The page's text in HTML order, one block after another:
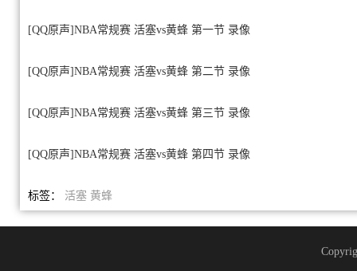
[QQ原声]NBA常规赛 活塞vs黄蜂 第一节 录像
[QQ原声]NBA常规赛 活塞vs黄蜂 第二节 录像
[QQ原声]NBA常规赛 活塞vs黄蜂 第三节 录像
[QQ原声]NBA常规赛 活塞vs黄蜂 第四节 录像
标签： 活塞 黄蜂